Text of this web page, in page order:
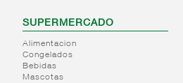
SUPERMERCADO
Alimentacion
Congelados
Bebidas
Mascotas